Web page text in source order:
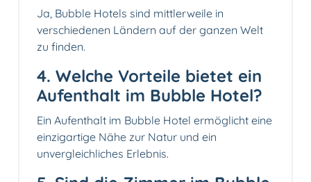
Ja, Bubble Hotels sind mittlerweile in
verschiedenen Ländern auf der ganzen Welt
zu finden.
4. Welche Vorteile bietet ein
Aufenthalt im Bubble Hotel?
Ein Aufenthalt im Bubble Hotel ermöglicht eine
einzigartige Nähe zur Natur und ein
unvergleichliches Erlebnis.